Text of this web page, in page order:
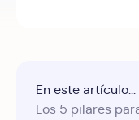
En este artículo...
Los 5 pilares